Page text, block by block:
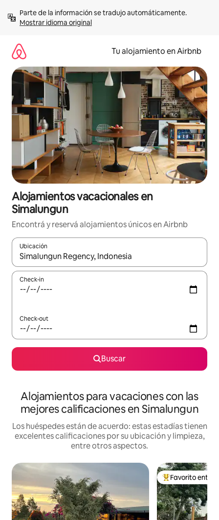
contenidoMostrar idioma original
Tu alojamiento en Airbnb
Alojamientos vacacionales en
Simalungun
Encontrá y reservá alojamientos únicos en Airbnb
Ubicación
Cuando los resultados estén disponibles, navegá con las
Check-in
Check-out
Buscar
Alojamientos para vacaciones con las
mejores calificaciones en Simalungun
Los huéspedes están de acuerdo: estas estadías tienen
excelentes calificaciones por su ubicación y limpieza,
entre otros aspectos.
Favorito entre
Favorito entre